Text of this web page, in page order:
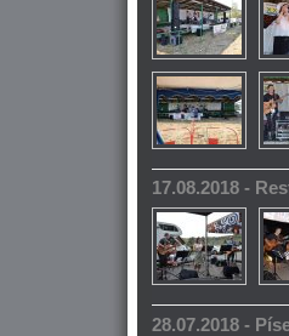
17.08.2018 -
28.07.2018 -